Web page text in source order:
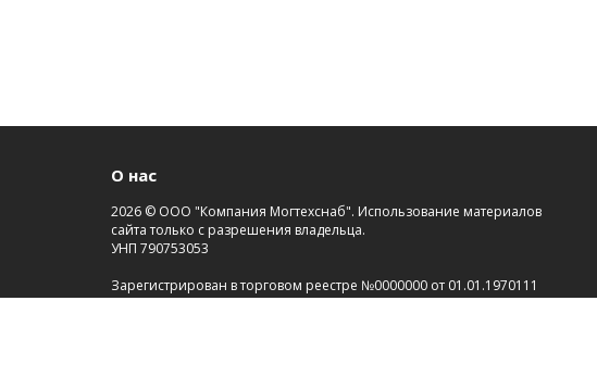
О нас
2026 © ООО "Компания Могтехснаб". Использование материалов
сайта только с разрешения владельца.
УНП 790753053
Зарегистрирован в торговом реестре №0000000 от 01.01.1970111